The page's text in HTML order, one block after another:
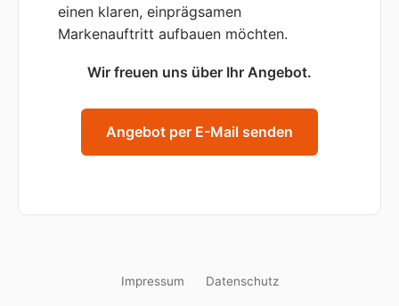
einen klaren, einprägsamen
Markenauftritt aufbauen möchten.
Wir freuen uns über Ihr Angebot.
Angebot per E-Mail senden
Impressum Datenschutz